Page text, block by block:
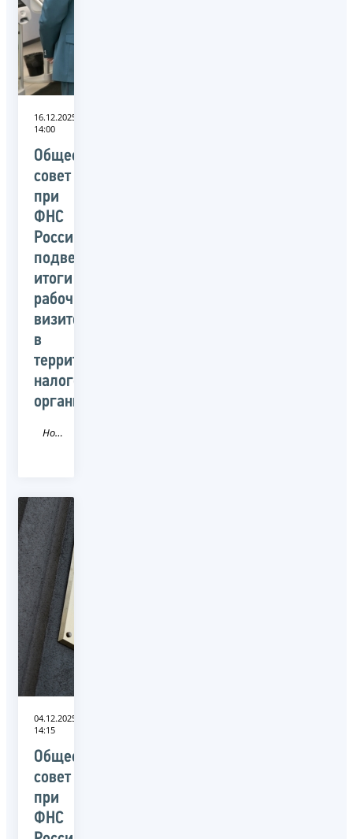
16.12.2025
14:00
Общественный
совет
при
ФНС
России
подвел
итоги
рабочих
визитов
в
территориальные
налоговые
органы
Новость
04.12.2025
14:15
Общественный
совет
при
ФНС